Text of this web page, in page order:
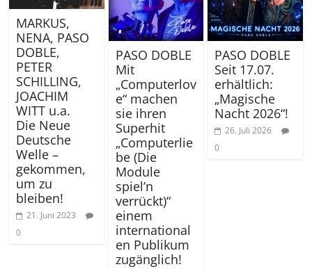
MARKUS,
NENA, PASO
DOBLE,
PETER
SCHILLING,
JOACHIM
WITT u.a.
Die Neue
Deutsche
Welle –
gekommen,
um zu
bleiben!
21. Juni 2023
0
PASO DOBLE
Mit
„Computerlov
e“ machen
sie ihren
Superhit
„Computerlie
be (Die
Module
spiel’n
verrückt)“
einem
international
en Publikum
zugänglich!
PASO DOBLE
Seit 17.07.
erhältlich:
„Magische
Nacht 2026“!
26. Juli 2026
0